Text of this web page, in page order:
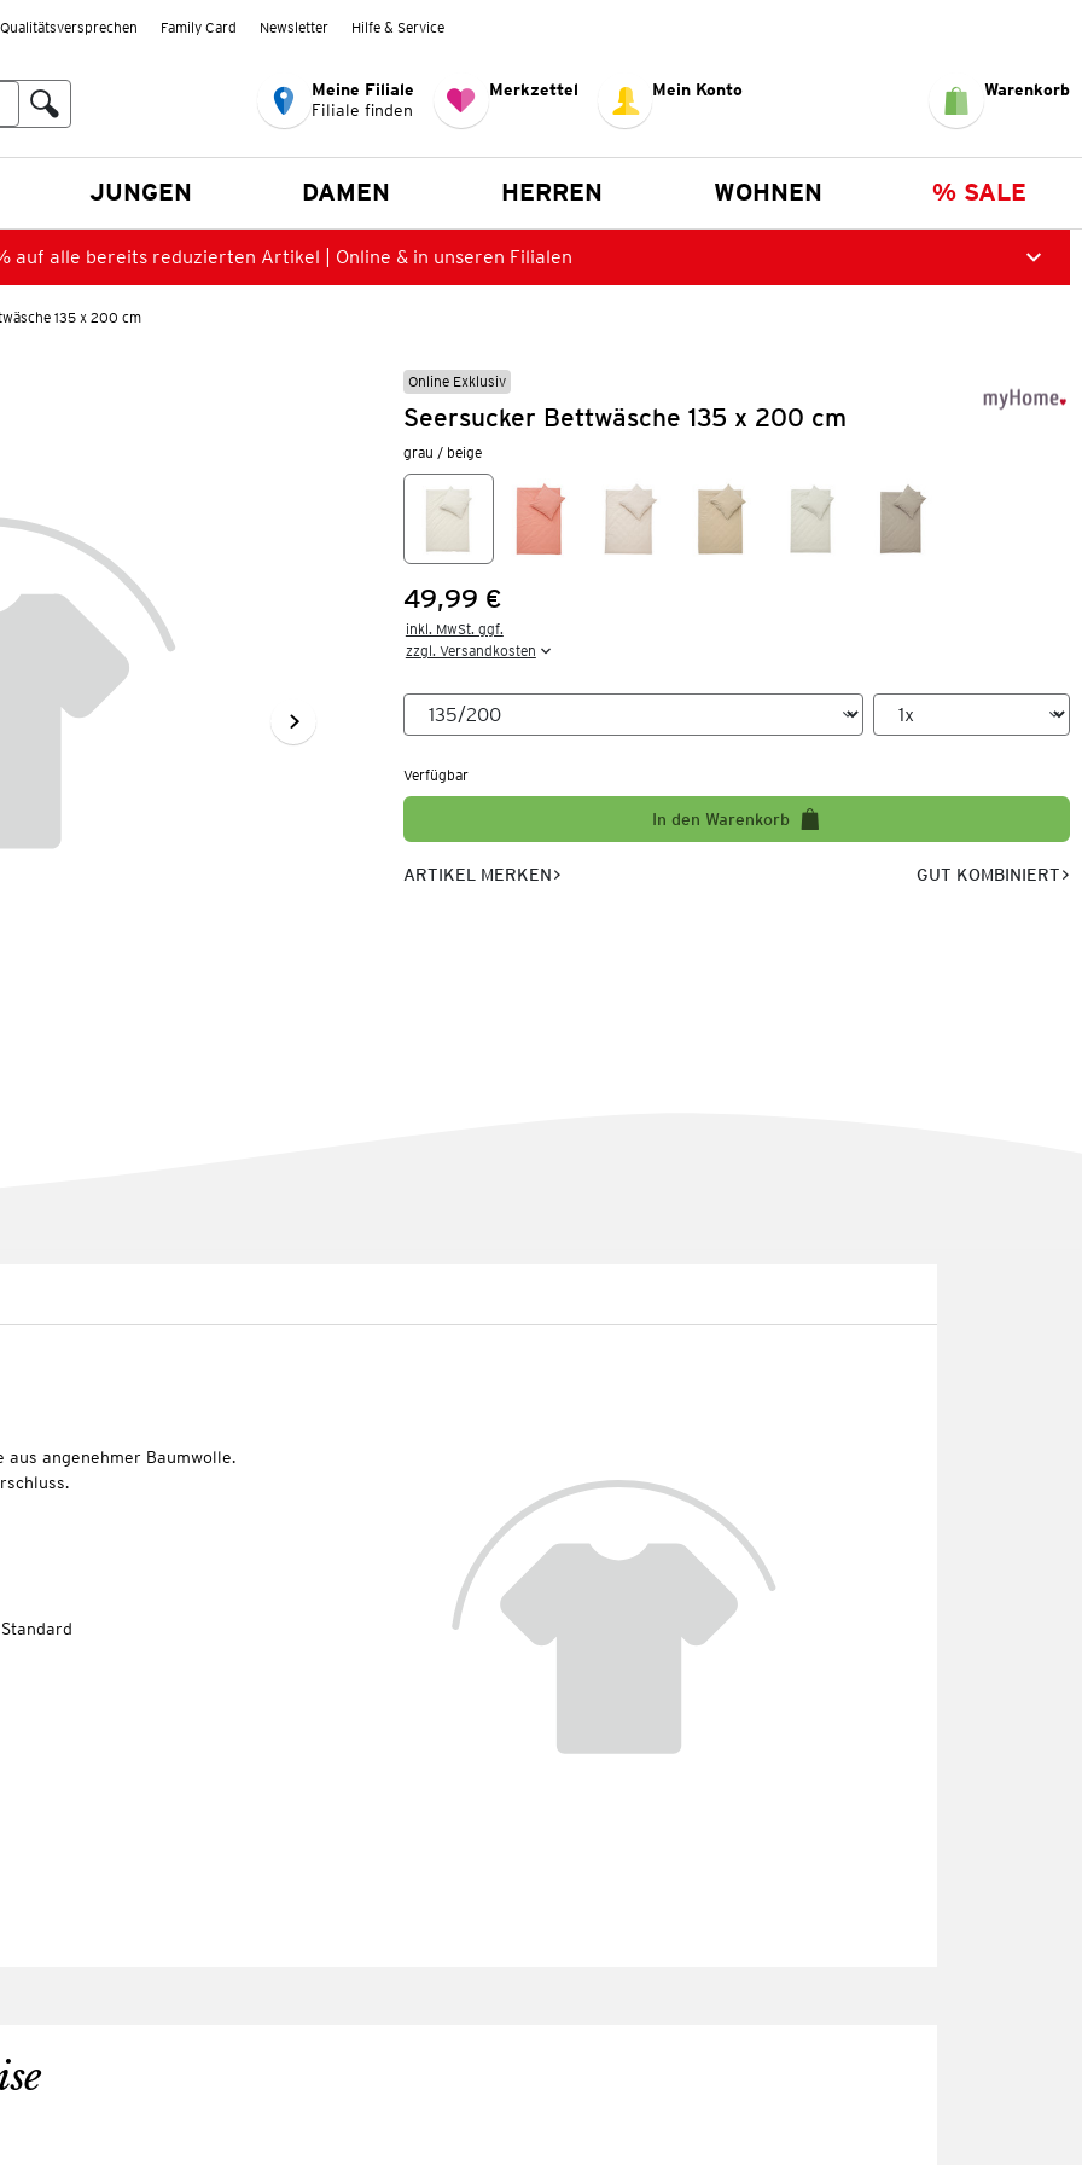
Qualitätsversprechen Family Card Newsletter Hilfe & Service
Meine Filiale
Filiale finden
Merkzettel Mein Konto Warenkorb
JUNGEN DAMEN HERREN WOHNEN % SALE
auf alle bereits reduzierten Artikel | Online & in unseren Filialen
135 x 200 cm
Online Exklusiv
Seersucker Bettwäsche 135 x 200 cm
grau / beige
Preis:
49,99 €
inkl. MwSt. ggf.
zzgl. Versandkosten
Verfügbar
In den Warenkorb
ARTIKEL MERKEN GUT KOMBINIERT
angenehmer Baumwolle.